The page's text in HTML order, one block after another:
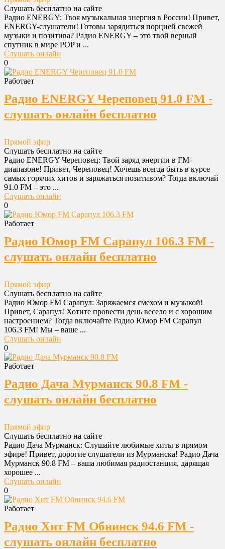
Слушать бесплатно на сайте
Радио ENERGY: Твоя музыкальная энергия в России! Привет,
ENERGY-слушатели! Готовы зарядиться порцией свежей
музыки и позитива? Радио ENERGY – это твой верный
спутник в мире POP и ...
Слушать онлайн
0
Работает
Радио ENERGY Череповец 91.0 FM -
слушать онлайн бесплатно
Прямой эфир
Слушать бесплатно на сайте
Радио ENERGY Череповец: Твой заряд энергии в FM-
диапазоне! Привет, Череповец! Хочешь всегда быть в курсе
самых горячих хитов и заряжаться позитивом? Тогда включай
91.0 FM – это ...
Слушать онлайн
0
Работает
Радио Юмор FM Сарапул 106.3 FM -
слушать онлайн бесплатно
Прямой эфир
Слушать бесплатно на сайте
Радио Юмор FM Сарапул: Заряжаемся смехом и музыкой!
Привет, Сарапул! Хотите провести день весело и с хорошим
настроением? Тогда включайте Радио Юмор FM Сарапул
106.3 FM! Мы – ваше ...
Слушать онлайн
0
Работает
Радио Дача Мурманск 90.8 FM -
слушать онлайн бесплатно
Прямой эфир
Слушать бесплатно на сайте
Радио Дача Мурманск: Слушайте любимые хиты в прямом
эфире! Привет, дорогие слушатели из Мурманска! Радио Дача
Мурманск 90.8 FM – ваша любимая радиостанция, дарящая
хорошее ...
Слушать онлайн
0
Работает
Радио Хит FM Обнинск 94.6 FM -
слушать онлайн бесплатно